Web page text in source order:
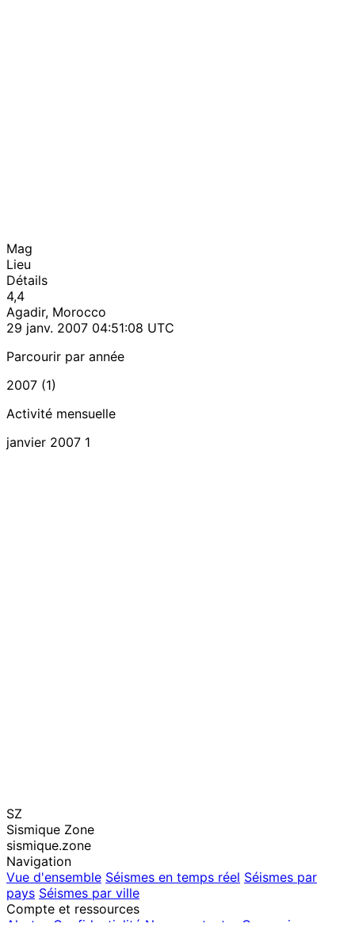
Mag
Lieu
Détails
4,4
Agadir, Morocco
29 janv. 2007 04:51:08 UTC
Parcourir par année
2007 (1)
Activité mensuelle
janvier 2007 1
SZ
Sismique Zone
sismique.zone
Navigation
Vue d'ensemble Séismes en temps réel Séismes par
pays Séismes par ville
Compte et ressources
Alertes
Confidentialité Nous contacter Connexion